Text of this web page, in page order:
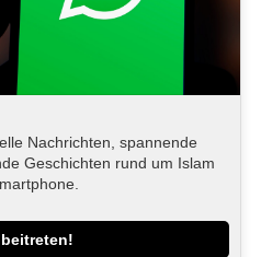
Nachrichten, spannende
Geschichten rund um Islam